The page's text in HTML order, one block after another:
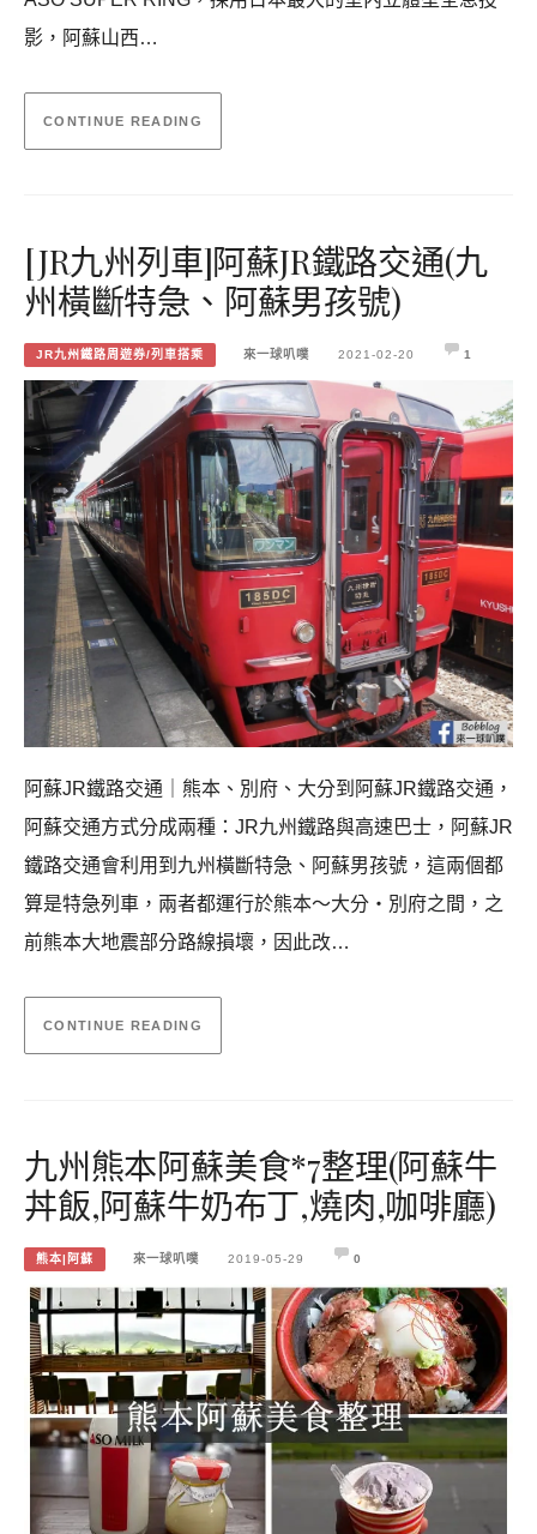
影，阿蘇山西…
CONTINUE READING
[JR九州列車]阿蘇JR鐵路交通(九
州橫斷特急、阿蘇男孩號)
JR九州鐵路周遊券/列車搭乘 來一球叭噗 2021-02-20 1
阿蘇JR鐵路交通｜熊本、別府、大分到阿蘇JR鐵路交通，
阿蘇交通方式分成兩種：JR九州鐵路與高速巴士，阿蘇JR
鐵路交通會利用到九州橫斷特急、阿蘇男孩號，這兩個都
算是特急列車，兩者都運行於熊本～大分・別府之間，之
前熊本大地震部分路線損壞，因此改…
CONTINUE READING
九州熊本阿蘇美食*7整理(阿蘇牛
丼飯,阿蘇牛奶布丁,燒肉,咖啡廳)
熊本|阿蘇 來一球叭噗 2019-05-29 0